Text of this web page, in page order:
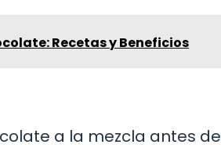
Recetas y Beneficios
a la mezcla antes de